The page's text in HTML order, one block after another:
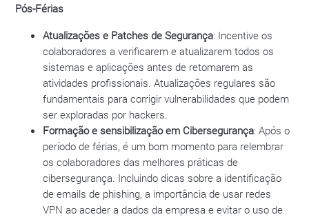
Pós-Férias
Atualizações e Patches de Segurança: Incentive os
colaboradores a verificarem e atualizarem todos os
sistemas e aplicações antes de retomarem as
atividades profissionais. Atualizações regulares são
fundamentais para corrigir vulnerabilidades que podem
ser exploradas por hackers.
Formação e sensibilização em Cibersegurança: Após o
período de férias, é um bom momento para relembrar
os colaboradores das melhores práticas de
cibersegurança. Incluindo dicas sobre a identificação
de emails de phishing, a importância de usar redes
VPN ao aceder a dados da empresa e evitar o uso de